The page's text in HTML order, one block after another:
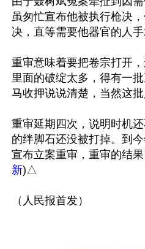
虽匆忙宣布他被执行枪决
决，直等需要他器官的人手
重审意味着要把卷宗打开
里面的破绽太多，得有一
马收押说说清楚，当然这批
重审延期四次，说明时机
的绊脚石还没被打掉。到
宣布立案重审，重审的结
新)△